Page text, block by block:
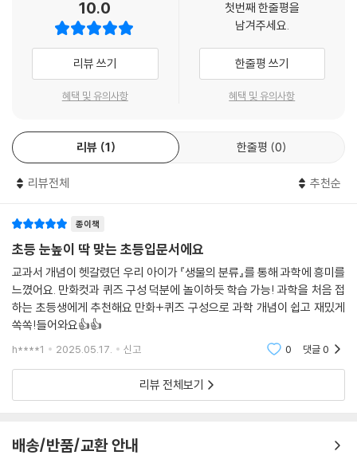
린이 독자들에게 뜨거운 반응을 얻으며 꾸준히 사랑받아 왔다.
최신 정보와 이슈로 교과서 개념을 더욱 딴딴하게!
이번 개정판에서는 최신 교과 과정 및 최신 과학 이슈를 반영한 글과 그림
구 온난화 이슈에 맞춰 한파와 폭염으로 큰 피해를 입은 지구촌의 사례를
다루었고, 이상 기후의 원인으로 꼽히는 ‘엘니뇨’에 더해 ‘라니냐’ 관련 내
용을 추가했다. 『3권 우리 몸의 기관』에서는 최신 연구 결과를 반영하여 사
람의 세포 수를 약 30조 개로 설명했고, 몸속 기관들의 특징을 보완하는
서의 표기법에 맞추어 과학 용어를 수정했다. 2022년부터 검정 교과서로
전환된 초등 3~4학년 과학 교과서들의 달라진 연계 단원도 알 수 있다. 더
변화’, ‘생물의 분류’, ‘우리 몸의 기관’ 등 제목만 보고도 독자들은 교과 연계
를 더욱 분명하게 파악할 수 있다.
각 권의 시작은 주제를 맛보기 하는 짧은 만화로 열어 어린이들의 시선을
확 사로잡는다. 또한 주제와 관련한 심화 정보를 담은 ‘더 알아보기’, 내용
등학생들의 질문에 명쾌한 해답을 주는 ‘질문 있어요!’로 각 장을 마무리해
다양한 형식으로 지식을 업그레이드시킬 수 있다. 이 책은 어린이들이 어
10.0
리뷰 쓰기
혜택 및 유의사항
첫번째 한줄평을
남겨주세요.
한줄평 쓰기
혜택 및 유의사항
리뷰 1 한줄평 0
리뷰전체 추천순
종이책
초등 눈높이 딱 맞는 초등입문서에요
교과서 개념이 헷갈렸던 우리 아이가 『생물의 분류』를 통해 과학에 흥미를
느꼈어요. 만화컷과 퀴즈 구성 덕분에 놀이하듯 학습 가능! 과학을 처음 접
하는 초등생에게 추천해요 만화+퀴즈 구성으로 과학 개념이 쉽고 재밌게
쏙쏙!들어와요👍👍
h****1 2025.05.17. 신고 0 댓글0
리뷰 전체보기
배송/반품/교환 안내